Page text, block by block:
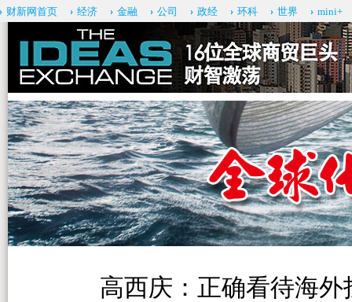
财新网首页 经济 金融 公司 政经 环科 世界 mini+
高西庆：正确看待海外